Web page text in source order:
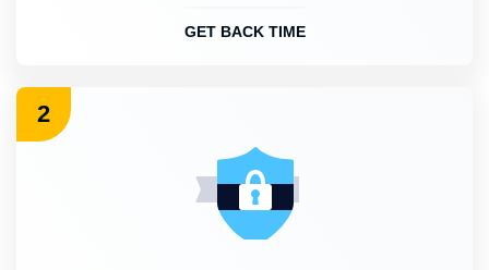
GET BACK TIME
2